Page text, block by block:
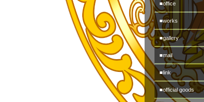
■office
■works
■gallery
■mail
■link
■official goods